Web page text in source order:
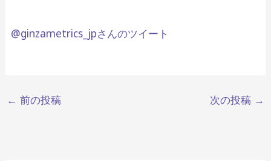
@ginzametrics_jpさんのツイート
← 前の投稿 次の投稿 →